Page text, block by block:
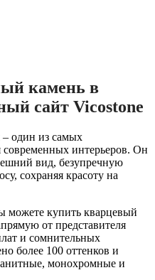
камень в
сайт Vicostone
один из самых
современных интерьеров. Он
вид, безупречную
сохраняя красоту на
можете купить кварцевый
от представителя
и сомнительных
более 100 оттенков и
монохромные и